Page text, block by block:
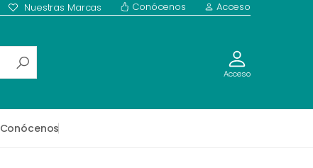
Nuestras Marcas Conócenos Acceso
Acceso
Conócenos